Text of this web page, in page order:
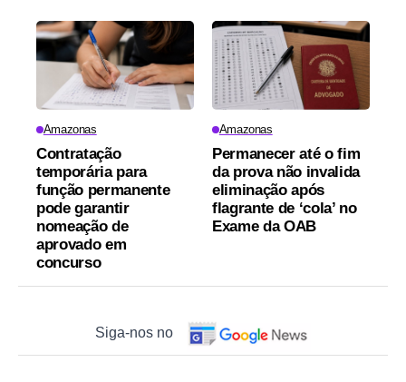
Amazonas
Contratação
temporária para
função permanente
pode garantir
nomeação de
aprovado em
concurso
Amazonas
Permanecer até o fim
da prova não invalida
eliminação após
flagrante de ‘cola’ no
Exame da OAB
Siga-nos no